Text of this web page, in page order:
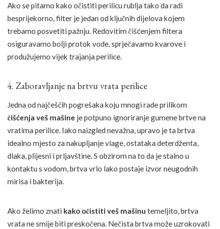
Ako se pitamo kako očistiti perilicu rublja tako da radi
besprijekorno, filter je jedan od ključnih dijelova kojem
trebamo posvetiti pažnju. Redovitim čišćenjem filtera
osiguravamo bolji protok vode, sprječavamo kvarove i
produžujemo vijek trajanja perilice.
4. Zaboravljanje na brtvu vrata perilice
Jedna od najčešćih pogrešaka koju mnogi rade prilikom
čišćenja veš mašine je potpuno ignoriranje gumene brtve na
vratima perilice. Iako naizgled nevažna, upravo je ta brtva
idealno mjesto za nakupljanje vlage, ostataka deterdženta,
dlaka, plijesni i prljavštine. S obzirom na to da je stalno u
kontaktu s vodom, brtva vrlo lako postaje izvor neugodnih
mirisa i bakterija.
Ako želimo znati kako očistiti veš mašinu temeljito, brtva
vrata ne smije biti preskočena. Nečista brtva može uzrokovati